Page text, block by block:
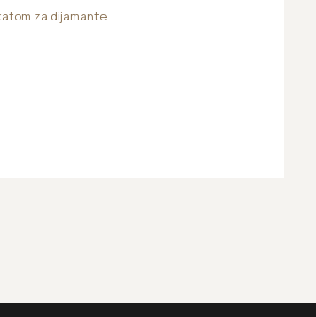
za dijamante.